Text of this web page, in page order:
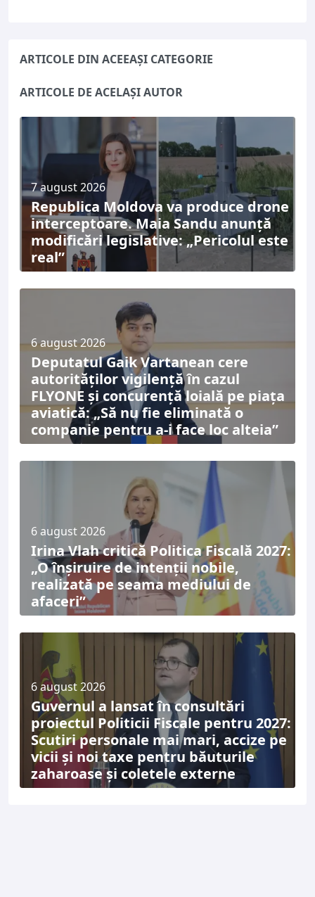
ARTICOLE DIN ACEEAȘI CATEGORIE
ARTICOLE DE ACELAȘI AUTOR
7 august 2026
Republica Moldova va produce drone
interceptoare. Maia Sandu anunță
modificări legislative: „Pericolul este
real”
6 august 2026
Deputatul Gaik Vartanean cere
autorităților vigilență în cazul
FLYONE și concurență loială pe piața
aviatică: „Să nu fie eliminată o
companie pentru a-i face loc alteia”
6 august 2026
Irina Vlah critică Politica Fiscală 2027:
„O înșiruire de intenții nobile,
realizată pe seama mediului de
afaceri”
6 august 2026
Guvernul a lansat în consultări
proiectul Politicii Fiscale pentru 2027:
Scutiri personale mai mari, accize pe
vicii și noi taxe pentru băuturile
zaharoase și coletele externe